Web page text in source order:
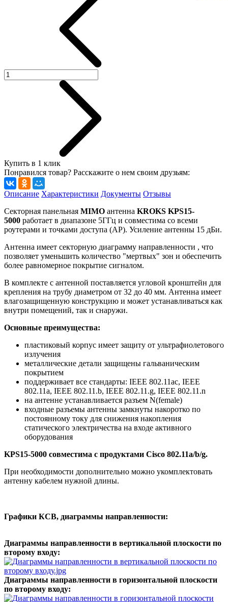
Купить в 1 клик
Понравился товар? Расскажите о нем своим друзьям:
Описание Характеристики Документы Отзывы
Секторная панельная MIMO антенна KROKS KPS15-
5000 работает в диапазоне 5ГГц и совместима со всеми
роутерами и точками доступа (AP). Усиление антенны 15 дБи.
Антенна имеет секторную диаграмму направленности , что
позволяет уменьшить количество "мертвых" зон и обеспечить
более равномерное покрытие сигналом.
В комплекте с антенной поставляется угловой кронштейн для
крепления на трубу диаметром от 32 до 40 мм. Антенна имеет
влагозащищенную конструкцию и может устанавливаться как
внутри помещений, так и снаружи.
Основные преимущества:
пластиковый корпус имеет защиту от ультрафиолетового
излучения
металлические детали защищены гальваническим
покрытием
поддерживает все стандарты: IEEE 802.11ac, IEEE
802.11a, IEEE 802.11.b, IEEE 802.11.g, IEEE 802.11.n
на антенне устанавливается разъем N(female)
входные разъемы антенны замкнуты накоротко по
постоянному току для снижения накопления
статического электричества на входе активного
оборудования
KPS15-5000 совместима с продуктами Cisco 802.11a/b/g.
При необходимости дополнительно можно укомплектовать
антенну кабелем нужной длины.
Графики КСВ, диаграммы направленности:
Диаграммы направленности в вертикальной плоскости по
второму входу:
Диаграммы направленности в горизонтальной плоскости
по второму входу: